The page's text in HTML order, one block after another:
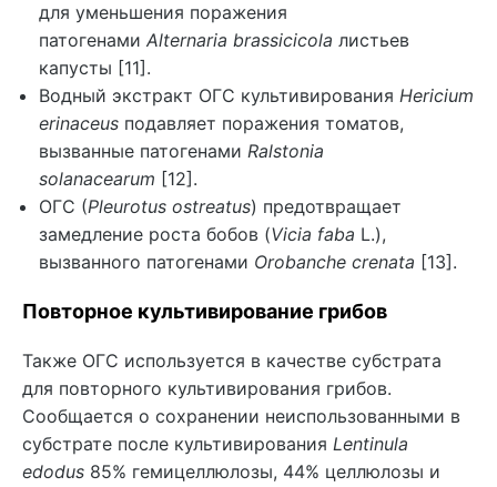
для уменьшения поражения
патогенами Alternaria brassicicola листьев
капусты [11].
Водный экстракт ОГС культивирования Hericium
erinaceus подавляет поражения томатов,
вызванные патогенами Ralstonia
solanacearum [12].
ОГС (Pleurotus ostreatus) предотвращает
замедление роста бобов (Vicia faba L.),
вызванного патогенами Orobanche crenata [13].
Повторное культивирование грибов
Также ОГС используется в качестве субстрата
для повторного культивирования грибов.
Сообщается о сохранении неиспользованными в
субстрате после культивирования Lentinula
edodus 85% гемицеллюлозы, 44% целлюлозы и